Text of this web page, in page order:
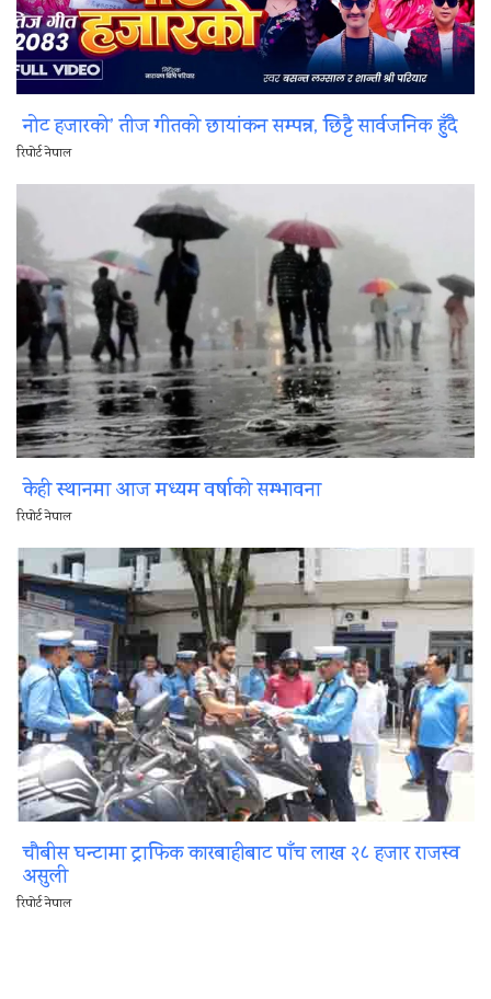
नोट हजारको’ तीज गीतको छायांकन सम्पन्न, छिट्टै सार्वजनिक हुँदै
रिपोर्ट नेपाल
केही स्थानमा आज मध्यम वर्षाको सम्भावना
रिपोर्ट नेपाल
चौबीस घन्टामा ट्राफिक कारबाहीबाट पाँच लाख २८ हजार राजस्व
असुली
रिपोर्ट नेपाल